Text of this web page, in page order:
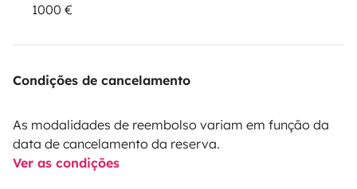
1000 €
Condições de cancelamento
As modalidades de reembolso variam em função da
data de cancelamento da reserva.
Ver as condições